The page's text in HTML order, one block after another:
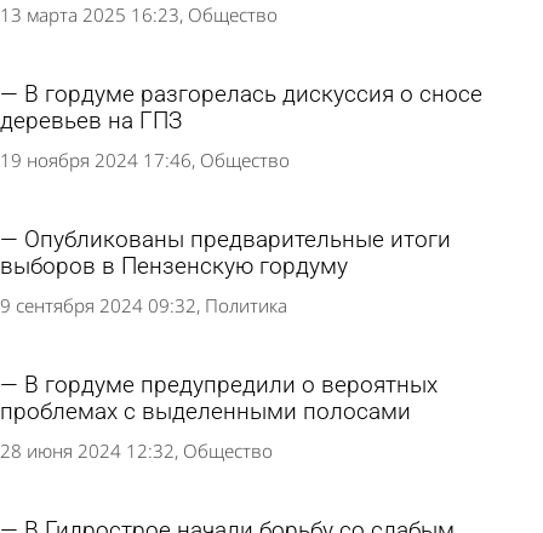
13 марта 2025 16:23 Общество
В гордуме разгорелась дискуссия о сносе
деревьев на ГПЗ
19 ноября 2024 17:46 Общество
Опубликованы предварительные итоги
выборов в Пензенскую гордуму
9 сентября 2024 09:32 Политика
В гордуме предупредили о вероятных
проблемах с выделенными полосами
28 июня 2024 12:32 Общество